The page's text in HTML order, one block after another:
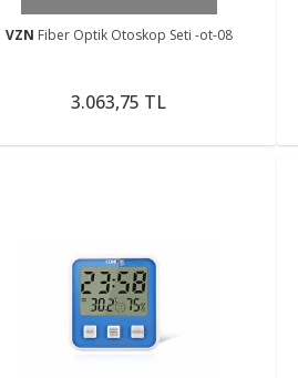
VZN Fiber Optik Otoskop Seti -ot-08
3.063,75 TL